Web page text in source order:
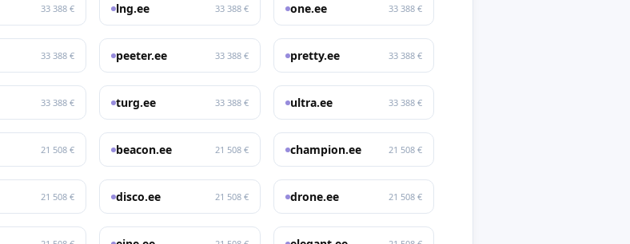
33 388 € lng.ee 33 388 € one.ee 33 388 €
33 388 € peeter.ee 33 388 € pretty.ee 33 388 €
33 388 € turg.ee 33 388 € ultra.ee 33 388 €
21 508 € beacon.ee 21 508 € champion.ee 21 508 €
21 508 € disco.ee 21 508 € drone.ee 21 508 €